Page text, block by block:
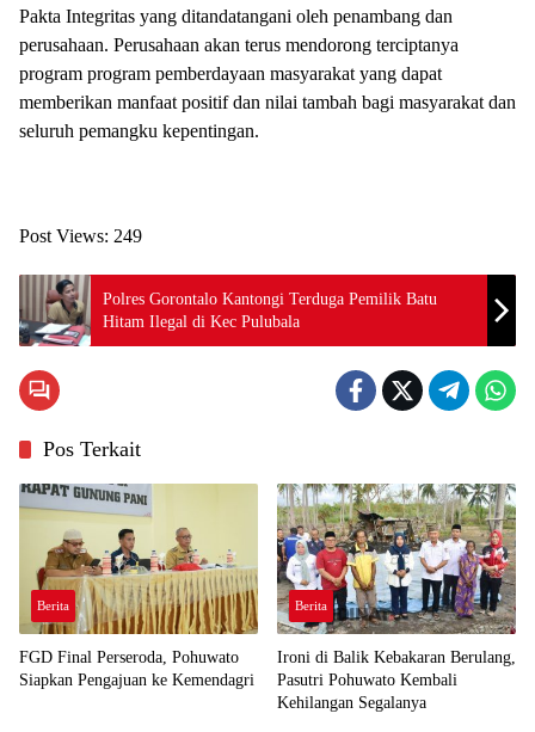
Pakta Integritas yang ditandatangani oleh penambang dan
perusahaan. Perusahaan akan terus mendorong terciptanya
program program pemberdayaan masyarakat yang dapat
memberikan manfaat positif dan nilai tambah bagi masyarakat dan
seluruh pemangku kepentingan.
Post Views: 249
Polres Gorontalo Kantongi Terduga Pemilik Batu
Hitam Ilegal di Kec Pulubala
Pos Terkait
Berita
FGD Final Perseroda, Pohuwato
Siapkan Pengajuan ke Kemendagri
Berita
Ironi di Balik Kebakaran Berulang,
Pasutri Pohuwato Kembali
Kehilangan Segalanya